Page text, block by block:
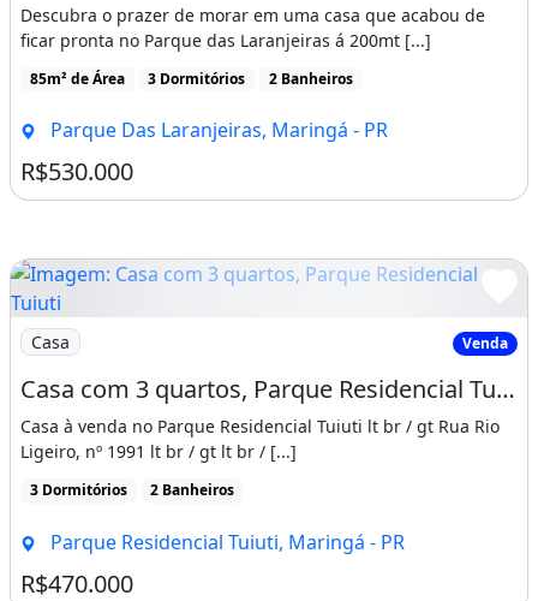
Descubra o prazer de morar em uma casa que acabou de
ficar pronta no Parque das Laranjeiras á 200mt [...]
85m² de Área 3 Dormitórios 2 Banheiros
Parque Das Laranjeiras, Maringá - PR
R$530.000
Imagem: Casa com 3 quartos, Parque Residencial Tuiuti
Casa Venda
Casa com 3 quartos, Parque Residencial Tuiuti - Maringá
Casa à venda no Parque Residencial Tuiuti lt br / gt Rua Rio
Ligeiro, nº 1991 lt br / gt lt br / [...]
3 Dormitórios 2 Banheiros
Parque Residencial Tuiuti, Maringá - PR
R$470.000